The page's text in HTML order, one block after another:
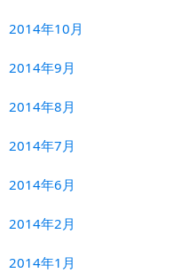
2014年10月
2014年9月
2014年8月
2014年7月
2014年6月
2014年2月
2014年1月